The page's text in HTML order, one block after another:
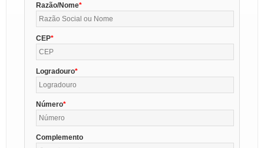
Razão/Nome
CEP
Logradouro
Número
Complemento